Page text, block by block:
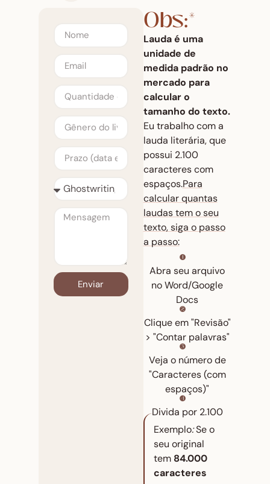
Enviar
Obs:*
Lauda é uma
unidade de
medida padrão no
mercado para
calcular o
tamanho do texto.
Eu trabalho com a
lauda literária, que
possui 2.100
caracteres com
espaços.Para
calcular quantas
laudas tem o seu
texto, siga o passo
a passo:
Abra seu arquivo
no Word/Google
Docs
Clique em "Revisão"
> "Contar palavras"
Veja o número de
"Caracteres (com
espaços)"
Divida por 2.100
Exemplo:Se o
seu original
tem 84.000
caracteres